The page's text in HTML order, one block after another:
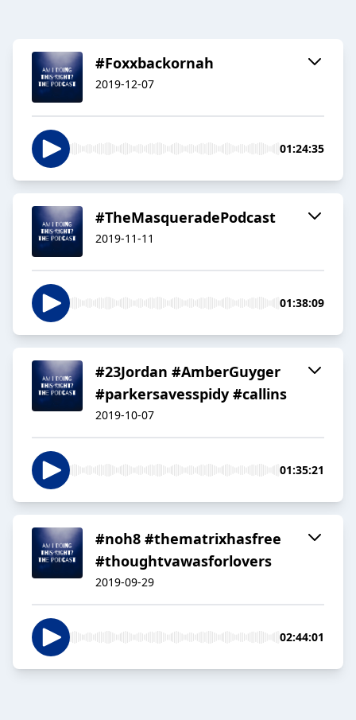
#Foxxbackornah
2019-12-07
01:24:35
#TheMasqueradePodcast
2019-11-11
01:38:09
#23Jordan #AmberGuyger
#parkersavesspidy #callins
2019-10-07
01:35:21
#noh8 #thematrixhasfree
#thoughtvawasforlovers
2019-09-29
02:44:01